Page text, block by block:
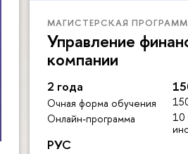
МАГИСТЕРСКАЯ
Управление
компании
2 года
Очная форма обучения
Онлайн-программа
10
РУС